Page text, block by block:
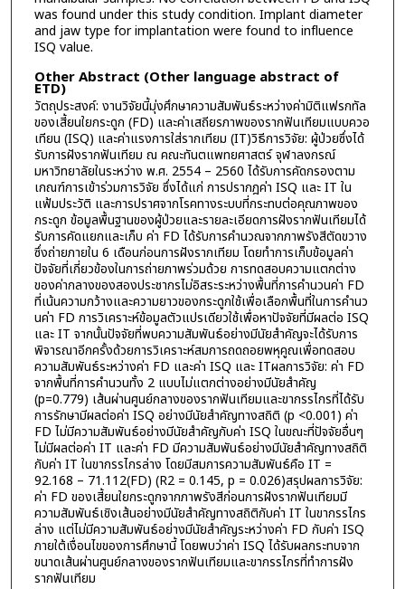
was found under this study condition. Implant diameter
and jaw type for implantation were found to influence
ISQ value.
Other Abstract (Other language abstract of
ETD)
วัตถุประสงค์: งานวิจัยนี้มุ่งศึกษาความสัมพันธ์ระหว่างค่ามิติแฟรกทัล
ของเสี้ยนใยกระดูก (FD) และค่าเสถียรภาพของรากฟันเทียมแบบควอ
เทียน (ISQ) และค่าแรงการใส่รากเทียม (IT)วิธีการวิจัย: ผู้ป่วยซึ่งได้
รับการฝังรากฟันเทียม ณ คณะทันตแพทยศาสตร์ จุฬาลงกรณ์
มหาวิทยาลัยในระหว่าง พ.ศ. 2554 – 2560 ได้รับการคัดกรองตาม
เกณฑ์การเข้าร่วมการวิจัย ซึ่งได้แก่ การปรากฎค่า ISQ และ IT ใน
แฟ้มประวัติ และการปราศจากโรคทางระบบที่กระทบต่อคุณภาพของ
กระดูก ข้อมูลพื้นฐานของผู้ป่วยและรายละเอียดการฝังรากฟันเทียมได้
รับการคัดแยกและเก็บ ค่า FD ได้รับการคำนวณจากภาพรังสีตัดขวาง
ซึ่งถ่ายภายใน 6 เดือนก่อนการฝังรากเทียม โดยทำการเก็บข้อมูลค่า
ปัจจัยที่เกี่ยวข้องในการถ่ายภาพร่วมด้วย การทดสอบความแตกต่าง
ของค่ากลางของสองประชากรไม่อิสระระหว่างพื้นที่การคำนวนค่า FD
ที่เน้นความกว้างและความยาวของกระดูกใช้เพื่อเลือกพื้นที่ในการคำนว
นค่า FD การวิเคราะห์ข้อมูลตัวแปรเดียวใช้เพื่อหาปัจจัยที่มีผลต่อ ISQ
และ IT จากนั้นปัจจัยที่พบความสัมพันธ์อย่างมีนัยสำคัญจะได้รับการ
พิจารณาอีกครั้งด้วยการวิเคราะห์สมการถดถอยพหุคูณเพื่อทดสอบ
ความสัมพันธ์ระหว่างค่า FD และค่า ISQ และ ITผลการวิจัย: ค่า FD
จากพื้นที่การคำนวนทั้ง 2 แบบไม่แตกต่างอย่างมีนัยสำคัญ
(p=0.779) เส้นผ่านศูนย์กลางของรากฟันเทียมและขากรรไกรที่ได้รับ
การรักษามีผลต่อค่า ISQ อย่างมีนัยสำคัญทางสถิติ (p <0.001) ค่า
FD ไม่มีความสัมพันธ์อย่างมีนัยสำคัญกับค่า ISQ ในขณะที่ปัจจัยอื่นๆ
ไม่มีผลต่อค่า IT และค่า FD มีความสัมพันธ์อย่างมีนัยสำคัญทางสถิติ
กับค่า IT ในขากรรไกรล่าง โดยมีสมการความสัมพันธ์คือ IT =
92.168 – 71.112(FD) (R2 = 0.145, p = 0.026)สรุปผลการวิจัย:
ค่า FD ของเสี้ยนใยกระดูกจากภาพรังสีก่อนการฝังรากฟันเทียมมี
ความสัมพันธ์เชิงเส้นอย่างมีนัยสำคัญทางสถิติกับค่า IT ในขากรรไกร
ล่าง แต่ไม่มีความสัมพันธ์อย่างมีนัยสำคัญระหว่างค่า FD กับค่า ISQ
ภายใต้เงื่อนไขของการศึกษานี้ โดยพบว่าค่า ISQ ได้รับผลกระทบจาก
ขนาดเส้นผ่านศูนย์กลางของรากฟันเทียมและขากรรไกรที่ทำการฝัง
รากฟันเทียม